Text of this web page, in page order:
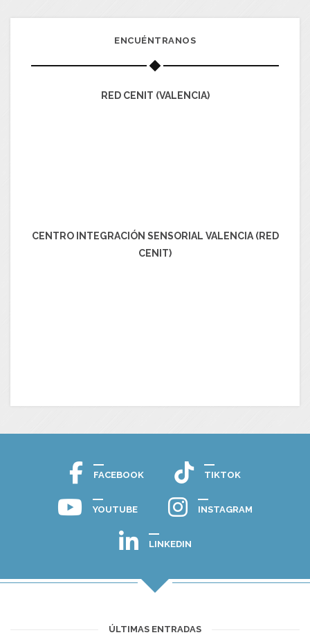
ENCUÉNTRANOS
RED CENIT (VALENCIA)
CENTRO INTEGRACIÓN SENSORIAL VALENCIA (RED
CENIT)
FACEBOOK TIKTOK
YOUTUBE INSTAGRAM
LINKEDIN
ÚLTIMAS ENTRADAS